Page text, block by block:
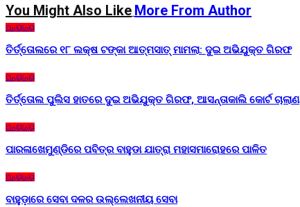
You Might Also Like More From Author
ଅନ୍ୟାନ୍ୟ
ତିର୍ତ୍ତୋଲରେ ୧୮ ଲକ୍ଷ ଟଙ୍କା ଆତ୍ମସାତ୍ ମାମଲା: ଦୁଇ ଅଭିଯୁକ୍ତ ଗିରଫ
ଅନ୍ୟାନ୍ୟ
ତିର୍ତ୍ତୋଲ ପୁଲିସ ହାତରେ ଦୁଇ ଅଭିଯୁକ୍ତ ଗିରଫ, ଆସନ୍ତାକାଲି କୋର୍ଟ ଚାଲାଣ
ଅନ୍ୟାନ୍ୟ
ପାରଳାଖେମୁଣ୍ଡିରେ ପବିତ୍ର ବାହୁଡା ଯାତ୍ରା ମହାସମାରୋହରେ ପାଳିତ
ଅନ୍ୟାନ୍ୟ
ବାହୁଡ଼ାରେ ସେବା ଦଳର ଉଲ୍ଲେଖନୀୟ ସେବା